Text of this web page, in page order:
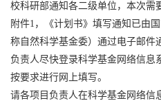
校科研部通知各二级单位，本次需
附件1 ，《计划书》填写通知已由
称自然科学基金委）通过电子邮件
负责人尽快登录科学基金网络信息
按要求进行网上填写。
请各项目负责人在科学基金网络信